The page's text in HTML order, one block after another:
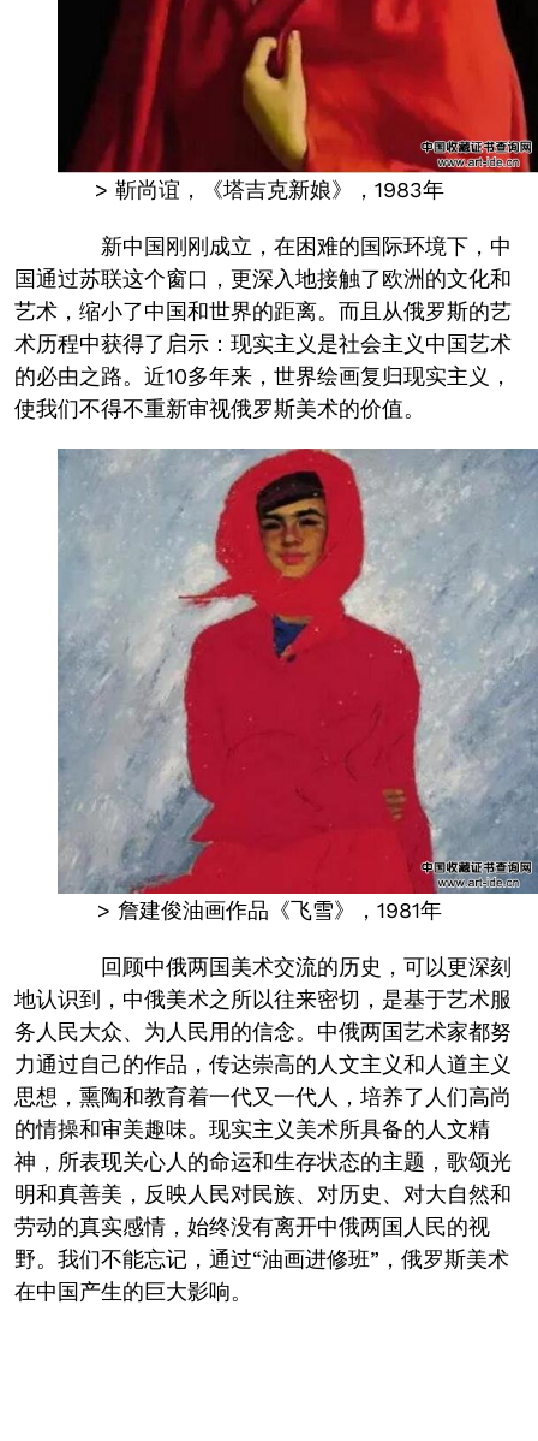
> 靳尚谊，《塔吉克新娘》，1983年
新中国刚刚成立，在困难的国际环境下，中
国通过苏联这个窗口，更深入地接触了欧洲的文化和
艺术，缩小了中国和世界的距离。而且从俄罗斯的艺
术历程中获得了启示：现实主义是社会主义中国艺术
的必由之路。近10多年来，世界绘画复归现实主义，
使我们不得不重新审视俄罗斯美术的价值。
> 詹建俊油画作品《飞雪》，1981年
回顾中俄两国美术交流的历史，可以更深刻
地认识到，中俄美术之所以往来密切，是基于艺术服
务人民大众、为人民用的信念。中俄两国艺术家都努
力通过自己的作品，传达崇高的人文主义和人道主义
思想，熏陶和教育着一代又一代人，培养了人们高尚
的情操和审美趣味。现实主义美术所具备的人文精
神，所表现关心人的命运和生存状态的主题，歌颂光
明和真善美，反映人民对民族、对历史、对大自然和
劳动的真实感情，始终没有离开中俄两国人民的视
野。我们不能忘记，通过“油画进修班”，俄罗斯美术
在中国产生的巨大影响。